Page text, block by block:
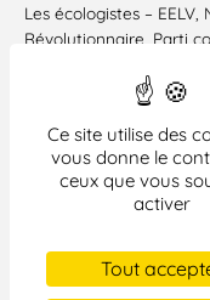
Ce site utilise des
vous donne le
ceux que vous
activer
Tout
Les écologistes – EELV,
Révolutionnaire, Parti
socialiste, Parti ouvrier
Révolution permanente.
Associations et
de l’Homme), Urgence
Organisations de
Mouvement des
génération·s, Jeunes
L’Anticapitaliste,
socialistes, Jeunes